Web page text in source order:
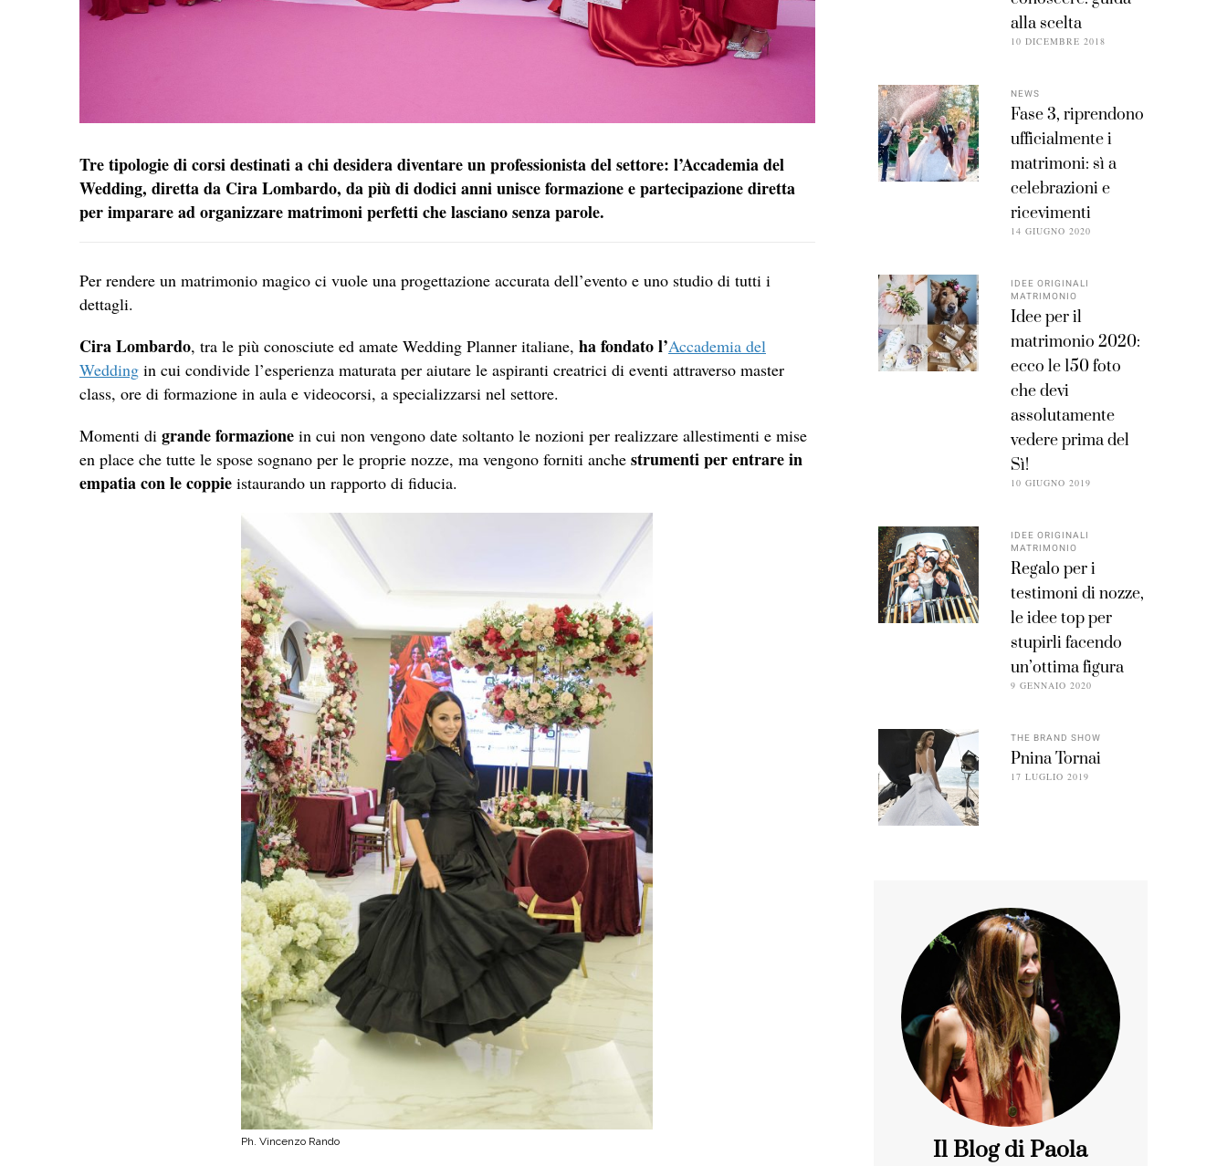
Tre tipologie di corsi destinati a chi desidera diventare un professionista del settore: l’Accademia del
Wedding, diretta da Cira Lombardo, da più di dodici anni unisce formazione e partecipazione diretta
per imparare ad organizzare matrimoni perfetti che lasciano senza parole.
Per rendere un matrimonio magico ci vuole una progettazione accurata dell’evento e uno studio di tutti i
dettagli.
Cira Lombardo, tra le più conosciute ed amate Wedding Planner italiane, ha fondato l’Accademia del
Wedding in cui condivide l’esperienza maturata per aiutare le aspiranti creatrici di eventi attraverso master
class, ore di formazione in aula e videocorsi, a specializzarsi nel settore.
Momenti di grande formazione in cui non vengono date soltanto le nozioni per realizzare allestimenti e mise
en place che tutte le spose sognano per le proprie nozze, ma vengono forniti anche strumenti per entrare in
empatia con le coppie istaurando un rapporto di fiducia.
Ph. Vincenzo Rando
alla scelta
10 DICEMBRE 2018
NEWS
Fase 3, riprendono
ufficialmente i
matrimoni: sì a
celebrazioni e
ricevimenti
14 GIUGNO 2020
IDEE ORIGINALI
MATRIMONIO
Idee per il
matrimonio 2020:
ecco le 150 foto
che devi
assolutamente
vedere prima del
Sì!
10 GIUGNO 2019
IDEE ORIGINALI
MATRIMONIO
Regalo per i
testimoni di nozze,
le idee top per
stupirli facendo
un’ottima figura
9 GENNAIO 2020
THE BRAND SHOW
Pnina Tornai
17 LUGLIO 2019
Il Blog di Paola